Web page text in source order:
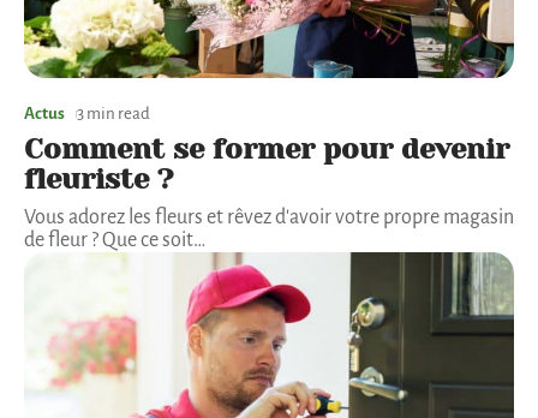
Actus 3 min read
Comment se former pour devenir
fleuriste ?
Vous adorez les fleurs et rêvez d'avoir votre propre magasin
de fleur ? Que ce soit…